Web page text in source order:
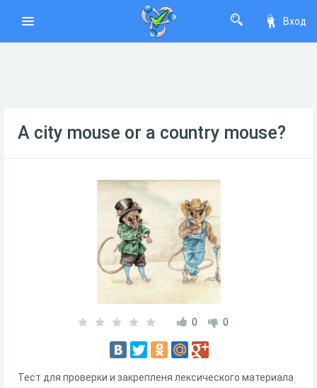
Вход
A city mouse or a country mouse?
0 0
Тест для проверки и закрепленя лексического материала